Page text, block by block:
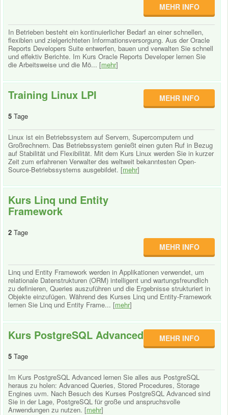
MEHR INFO
In Betrieben besteht ein kontinuierlicher Bedarf an einer schnellen,
flexiblen und zielgerichteten Informationsversorgung. Aus der Oracle
Reports Developers Suite entwerfen, bauen und verwalten Sie schnell
und effektiv Berichte. Im Kurs Oracle Reports Developer lernen Sie
die Arbeitsweise und die Mö... [mehr]
Training Linux LPI
5 Tage
MEHR INFO
Linux ist ein Betriebssystem auf Servern, Supercomputern und
Großrechnern. Das Betriebssystem genießt einen guten Ruf in Bezug
auf Stabilität und Flexibilität. Mit dem Kurs Linux werden Sie in kurzer
Zeit zum erfahrenen Verwalter des weltweit bekanntesten Open-
Source-Betriebssystems ausgebildet. [mehr]
Kurs Linq und Entity
Framework
2 Tage
MEHR INFO
Linq und Entity Framework werden in Applikationen verwendet, um
relationale Datenstrukturen (ORM) intelligent und wartungsfreundlich
zu definieren, Queries auszuführen und die Ergebnisse strukturiert in
Objekte einzufügen. Während des Kurses Linq und Entity-Framework
lernen Sie Linq und Entity Frame... [mehr]
Kurs PostgreSQL Advanced
5 Tage
MEHR INFO
Im Kurs PostgreSQL Advanced lernen Sie alles aus PostgreSQL
heraus zu holen: Advanced Queries, Stored Procedures, Storage
Engines uvm. Nach Besuch des Kurses PostgreSQL Advanced sind
Sie in der Lage, PostgreSQL für große und anspruchsvolle
Anwendungen zu nutzen. [mehr]